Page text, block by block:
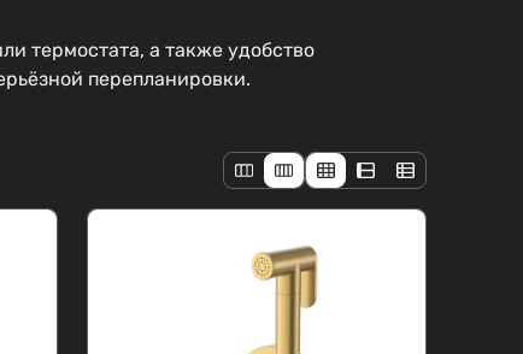
термостата, а также удобство
перепланировки.